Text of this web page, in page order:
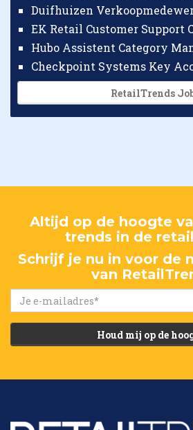
Duifhuizen
EK Retail Customer Support
Hubo Assistent Category
RetailTrends
Altijd op de hoogte
trends in de
Schrijf je nu in voor de
van
Houd mij op de